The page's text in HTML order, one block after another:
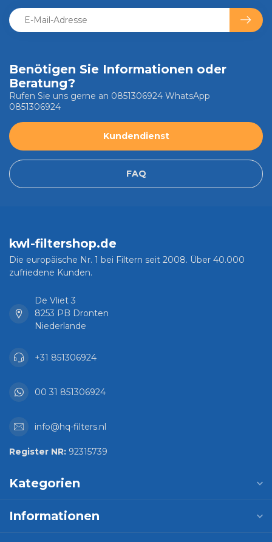
Benötigen Sie Informationen oder
Beratung?
Rufen Sie uns gerne an 0851306924 WhatsApp
0851306924
Kundendienst
FAQ
kwl-filtershop.de
Die europäische Nr. 1 bei Filtern seit 2008. Über 40.000
zufriedene Kunden.
De Vliet 3
8253 PB Dronten
Niederlande
+31 851306924
00 31 851306924
info@hq-filters.nl
Register NR: 92315739
Kategorien
Informationen